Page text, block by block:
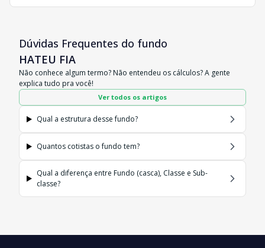
Dúvidas Frequentes do fundo
HATEU FIA
Não conhece algum termo? Não entendeu os cálculos? A gente
explica tudo pra você!
Ver todos os artigos
Qual a estrutura desse fundo?
Quantos cotistas o fundo tem?
Qual a diferença entre Fundo (casca), Classe e Sub-
classe?